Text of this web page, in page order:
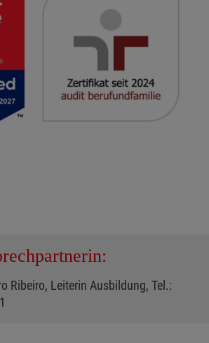
Ribeiro, Leiterin Ausbildung, Tel.: